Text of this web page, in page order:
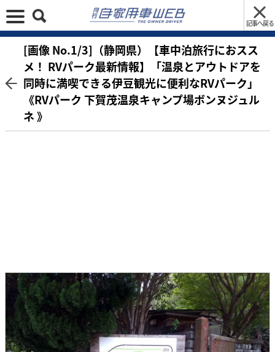
記事へ戻る
[画像 No.1/3]（静岡県）【車中泊旅行におスス
メ！ RVパーク最新情報】「温泉とアウトドアを
同時に満喫できる伊豆観光に便利なRVパーク」
《RVパーク 下賀茂温泉キャンプ場ボンヌジュル
ネ 》